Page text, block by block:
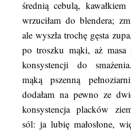
średnią cebulą,
wrzuciłam do blendera;
ale wyszła trochę gęsta
po troszku mąki, aż masa
konsystencji do
mąką pszenną
dodałam na pewno ze
konsystencja placków
sól: ja lubię małosłone,